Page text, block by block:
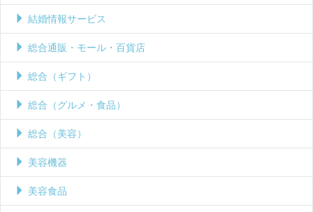
結婚情報サービス
総合通販・モール・百貨店
総合（ギフト）
総合（グルメ・食品）
総合（美容）
美容機器
美容食品